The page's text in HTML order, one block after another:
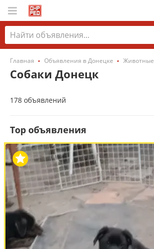
Главная Объявления в Донецке Животные
Собаки Донецк
178 объявлений
Top объявления